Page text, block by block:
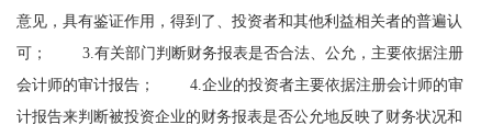
意见，具有鉴证作用，得到了、投资者和其他利益相关者的普遍认
可； 3.有关部门判断财务报表是否合法、公允，主要依据注册
会计师的审计报告； 4.企业的投资者主要依据注册会计师的审
计报告来判断被投资企业的财务报表是否公允地反映了财务状况和